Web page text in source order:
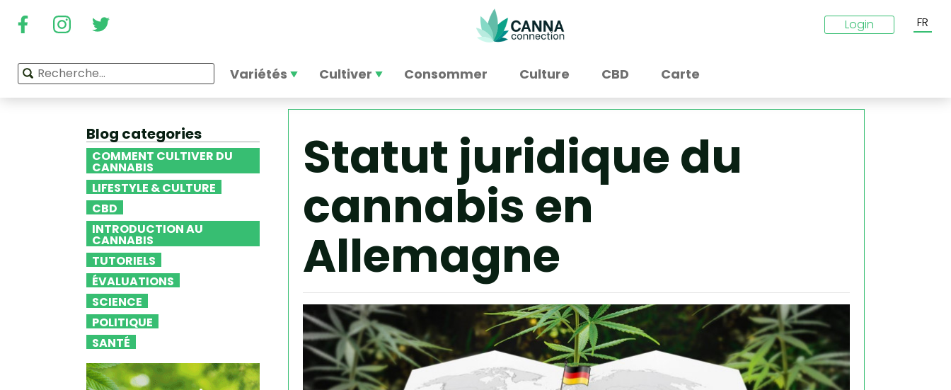
Login FR
Variétés Cultiver Consommer Culture CBD Carte
Blog categories
COMMENT CULTIVER DU
CANNABIS
LIFESTYLE & CULTURE
CBD
INTRODUCTION AU
CANNABIS
TUTORIELS
ÉVALUATIONS
SCIENCE
POLITIQUE
SANTÉ
Statut juridique du
cannabis en
Allemagne